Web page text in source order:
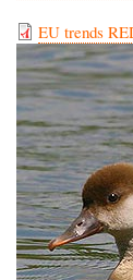
EU trends